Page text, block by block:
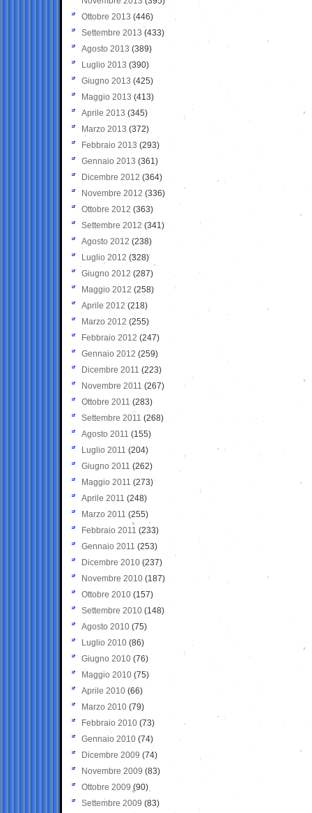
Ottobre 2013 (446)
Settembre 2013 (433)
Agosto 2013 (389)
Luglio 2013 (390)
Giugno 2013 (425)
Maggio 2013 (413)
Aprile 2013 (345)
Marzo 2013 (372)
Febbraio 2013 (293)
Gennaio 2013 (361)
Dicembre 2012 (364)
Novembre 2012 (336)
Ottobre 2012 (363)
Settembre 2012 (341)
Agosto 2012 (238)
Luglio 2012 (328)
Giugno 2012 (287)
Maggio 2012 (258)
Aprile 2012 (218)
Marzo 2012 (255)
Febbraio 2012 (247)
Gennaio 2012 (259)
Dicembre 2011 (223)
Novembre 2011 (267)
Ottobre 2011 (283)
Settembre 2011 (268)
Agosto 2011 (155)
Luglio 2011 (204)
Giugno 2011 (262)
Maggio 2011 (273)
Aprile 2011 (248)
Marzo 2011 (255)
Febbraio 2011 (233)
Gennaio 2011 (253)
Dicembre 2010 (237)
Novembre 2010 (187)
Ottobre 2010 (157)
Settembre 2010 (148)
Agosto 2010 (75)
Luglio 2010 (86)
Giugno 2010 (76)
Maggio 2010 (75)
Aprile 2010 (66)
Marzo 2010 (79)
Febbraio 2010 (73)
Gennaio 2010 (74)
Dicembre 2009 (74)
Novembre 2009 (83)
Ottobre 2009 (90)
Settembre 2009 (83)